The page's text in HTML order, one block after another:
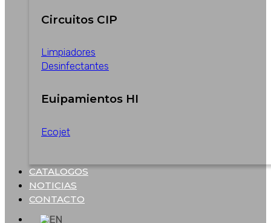
Circuitos CIP
Limpiadores
Desinfectantes
Euipamientos HI
Ecojet
CATALOGOS
NOTICIAS
CONTACTO